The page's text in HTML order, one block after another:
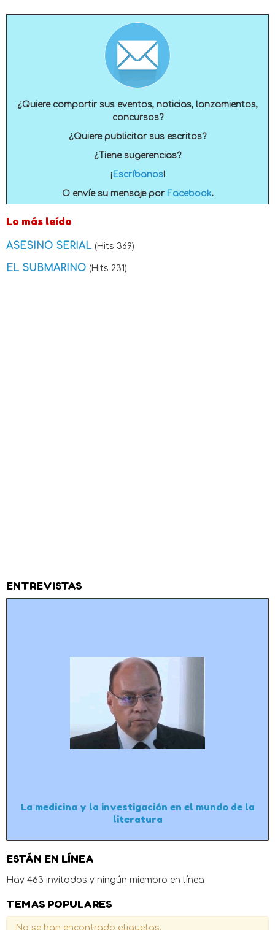
¿Quiere compartir sus eventos, noticias, lanzamientos,
concursos?
¿Quiere publicitar sus escritos?
¿Tiene sugerencias?
¡ Escríbanos!
O envíe su mensaje por Facebook.
Lo más leído
ASESINO SERIAL (Hits 369)
EL SUBMARINO (Hits 231)
ENTREVISTAS
La medicina y la investigación en el mundo de la
literatura
ESTÁN EN LÍNEA
Hay 463 invitados y ningún miembro en línea
TEMAS POPULARES
No se han encontrado etiquetas.